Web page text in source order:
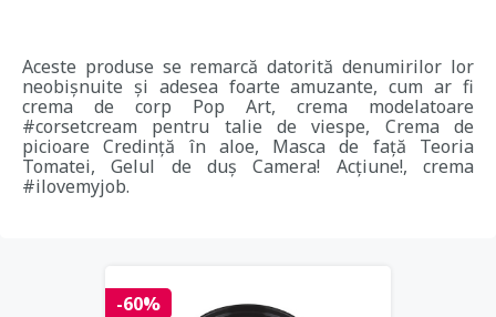
Aceste produse se remarcă datorită denumirilor lor
neobișnuite și adesea foarte amuzante, cum ar fi
crema de corp Pop Art, crema modelatoare
#corsetcream pentru talie de viespe, Crema de
picioare Credință în aloe, Masca de față Teoria
Tomatei, Gelul de duș Camera! Acțiune!, crema
#ilovemyjob.
-60%